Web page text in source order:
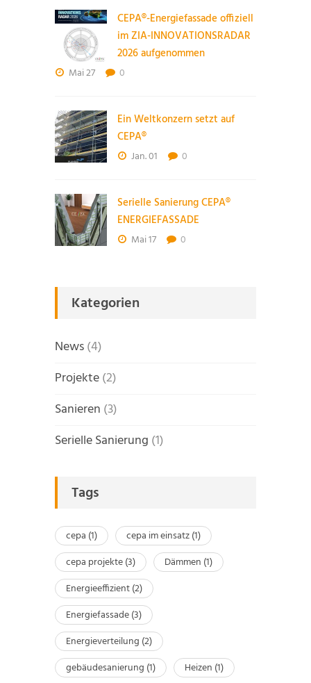
CEPA®-Energiefassade offiziell
im ZIA-INNOVATIONSRADAR
2026 aufgenommen
Mai 27 0
Ein Weltkonzern setzt auf
CEPA®
Jan. 01 0
Serielle Sanierung CEPA®
ENERGIEFASSADE
Mai 17 0
Kategorien
News(4)
Projekte(2)
Sanieren (3)
Serielle Sanierung (1)
Tags
cepa (1) cepa im einsatz(1)
cepa projekte(3) Dämmen (1)
Energieeffizient(2)
Energiefassade(3)
Energieverteilung (2)
gebäudesanierung (1) Heizen (1)